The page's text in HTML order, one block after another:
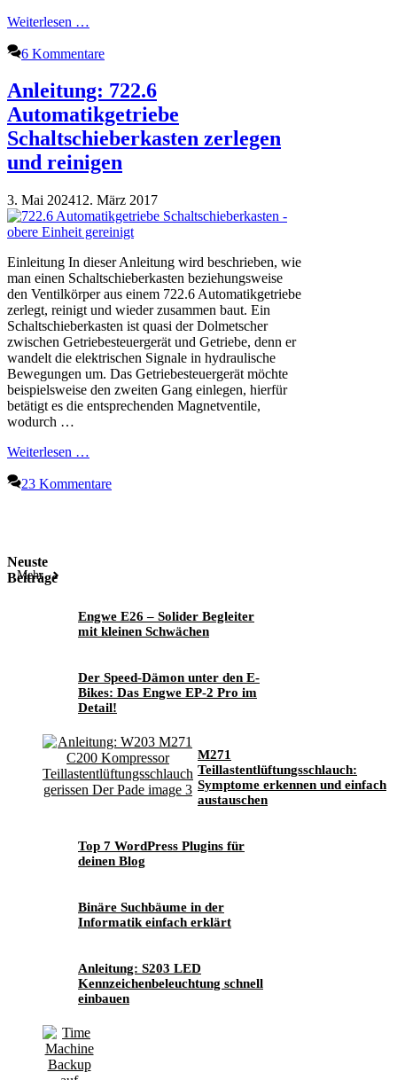
Weiterlesen …
6 Kommentare
Anleitung: 722.6
Automatikgetriebe
Schaltschieberkasten zerlegen
und reinigen
3. Mai 202412. März 2017
Einleitung In dieser Anleitung wird beschrieben, wie
man einen Schaltschieberkasten beziehungsweise
den Ventilkörper aus einem 722.6 Automatikgetriebe
zerlegt, reinigt und wieder zusammen baut. Ein
Schaltschieberkasten ist quasi der Dolmetscher
zwischen Getriebesteuergerät und Getriebe, denn er
wandelt die elektrischen Signale in hydraulische
Bewegungen um. Das Getriebesteuergerät möchte
beispielsweise den zweiten Gang einlegen, hierfür
betätigt es die entsprechenden Magnetventile,
wodurch …
Weiterlesen …
23 Kommentare
Neuste
Beiträge
Mehr
Engwe E26 – Solider Begleiter
mit kleinen Schwächen
Der Speed-Dämon unter den E-
Bikes: Das Engwe EP-2 Pro im
Detail!
M271
Teillastentlüftungsschlauch:
Symptome erkennen und einfach
austauschen
Top 7 WordPress Plugins für
deinen Blog
Binäre Suchbäume in der
Informatik einfach erklärt
Anleitung: S203 LED
Kennzeichenbeleuchtung schnell
einbauen